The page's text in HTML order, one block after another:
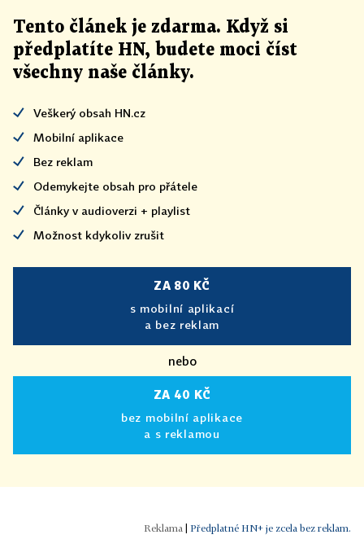
Tento článek je zdarma. Když si
předplatíte HN, budete moci číst
všechny naše články.
Veškerý obsah HN.cz
Mobilní aplikace
Bez reklam
Odemykejte obsah pro přátele
Články v audioverzi + playlist
Možnost kdykoliv zrušit
ZA 80 KČ
s mobilní aplikací
a bez reklam
nebo
ZA 40 KČ
bez mobilní aplikace
a s reklamou
Předplatné HN+ je zcela bez reklam.